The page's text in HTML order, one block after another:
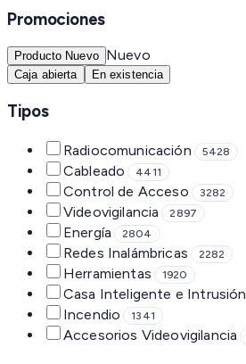
Promociones
Producto Nuevo Nuevo
Caja abierta En existencia
Tipos
Radiocomunicación 5428
Cableado 4411
Control de Acceso 3282
Videovigilancia 2897
Energía 2804
Redes Inalámbricas 2282
Herramientas 1920
Casa Inteligente e Intrusión
Incendio 1341
Accesorios Videovigilancia